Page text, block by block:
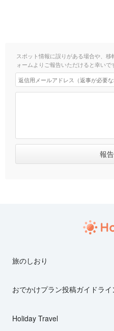
スポット情報に誤りがある場合や、
ォームよりご報告いただけると幸いで
旅のしおり
おでかけプラン投稿ガイドライ
Holiday Travel